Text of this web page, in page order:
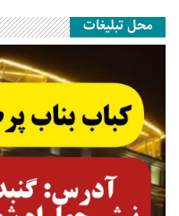
محل تبلیغات